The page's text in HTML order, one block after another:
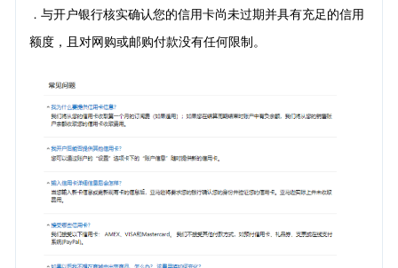
． 与开户银行核实确认您的信用卡尚未过期并具有充足的信用
额度，且对网购或邮购付款没有任何限制。